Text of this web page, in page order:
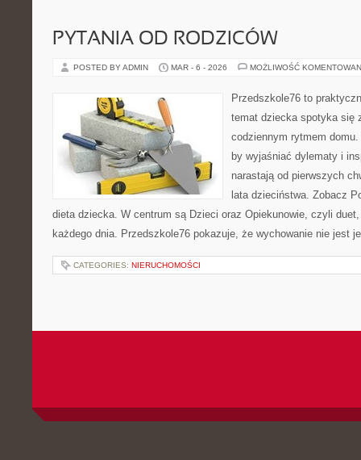
PYTANIA OD RODZICÓW
POSTED BY ADMIN MAR - 6 - 2026 MOŻLIWOŚĆ
Przedszkole76 to
temat dziecka spotyka się
codziennym rytmem
by wyjaśniać dylematy i
narastają od pierwszych
lata dzieciństwa. Zobacz
dieta dziecka. W centrum są Dzieci oraz Opiekunowie, czyli
każdego dnia. Przedszkole76 pokazuje, że wychowanie nie jest
CATEGORIES: NIERUCHOMOŚCI